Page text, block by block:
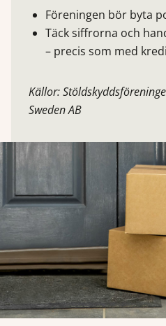
Föreningen bör byta
Täck siffrorna och
– precis som med
Källor:
Sweden AB